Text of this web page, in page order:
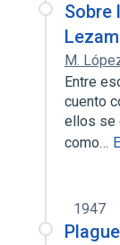
Sobre
M.
Entre
cuento
ellos se
como…
1947